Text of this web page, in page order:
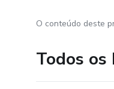
O conteúdo deste
Todos